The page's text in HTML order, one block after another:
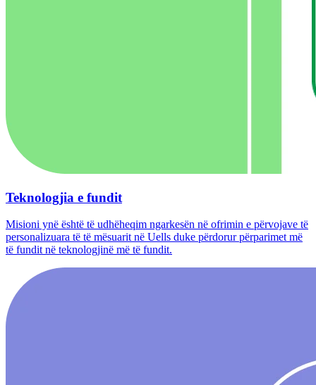
Teknologjia e fundit
Misioni ynë është të udhëheqim ngarkesën në ofrimin e përvojave të
personalizuara të të mësuarit në Uells duke përdorur përparimet më
të fundit në teknologjinë më të fundit.